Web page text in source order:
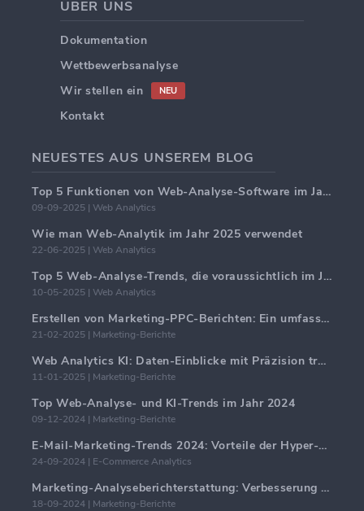
ÜBER UNS
Dokumentation
Wettbewerbsanalyse
Wir stellen ein
NEU
Kontakt
NEUESTES AUS UNSEREM BLOG
Top 5 Funktionen von Web-Analyse-Software im Jahr 2025
09-09-2025 | Web Analytics
Wie man Web-Analytik im Jahr 2025 verwendet
22-06-2025 | Web Analytics
Top 5 Web-Analyse-Trends, die voraussichtlich im Jahr 2025 dominieren werden
10-05-2025 | Web Analytics
Erstellen von Marketing-PPC-Berichten: Ein umfassender Leitfaden
21-02-2025 | Marketing-Berichte
Web Analytics KI: Daten-Einblicke mit Präzision transformieren
11-01-2025 | Marketing-Berichte
Top Web-Analyse- und KI-Trends im Jahr 2024
09-12-2024 | Marketing-Berichte
E-Mail-Marketing-Trends 2024: Vorteile der Hyper-Personalisierung
24-09-2024 | E-Commerce Analytics
Marketing-Analyseberichterstattung: Verbesserung der Geschäftseinblicke
18-09-2024 | Marketing-Berichte